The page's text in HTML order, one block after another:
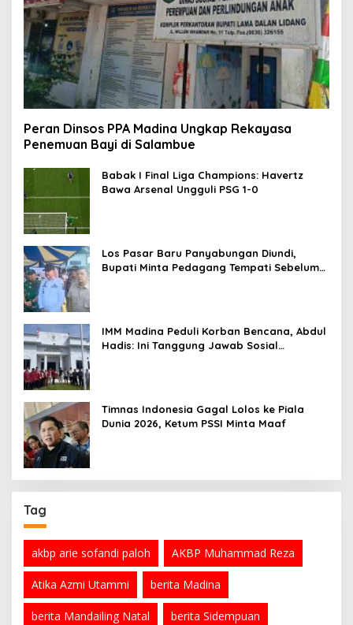
Peran Dinsos PPA Madina Ungkap Rekayasa
Penemuan Bayi di Salambue
Babak I Final Liga Champions: Havertz
Bawa Arsenal Ungguli PSG 1-0
Los Pasar Baru Panyabungan Diundi,
Bupati Minta Pedagang Tempati Sebelum
IMM Madina Peduli Korban Bencana, Abdul
Hadis: Ini Tanggung Jawab Sosial
Timnas Indonesia Gagal Lolos ke Piala
Dunia 2026, Ketum PSSI Minta Maaf
Tag
akbp arie sofandi paloh AKBP Muhammad Reza
Atika Azmi Utammi berita Madina
berita Mandailing Natal berita Sidempuan